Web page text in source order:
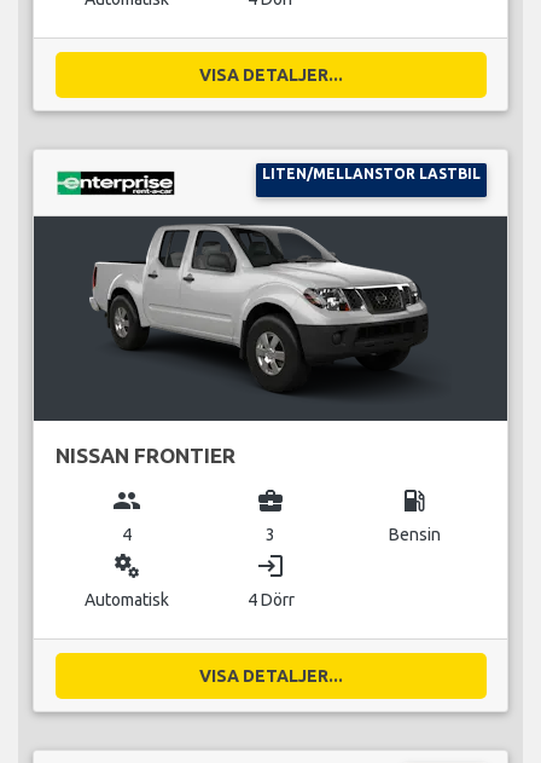
VISA DETALJER...
LITEN/MELLANSTOR LASTBIL
NISSAN FRONTIER
group
4
business_center
3
local_gas_station
Bensin
miscellaneous_services
Automatisk
login
4 Dörr
VISA DETALJER...